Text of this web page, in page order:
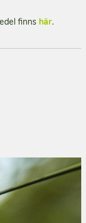
finns här.